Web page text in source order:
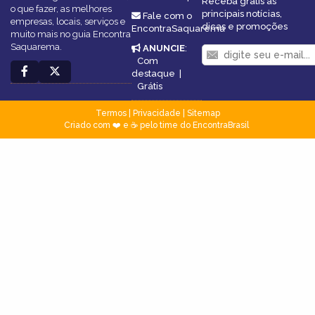
o que fazer, as melhores
empresas, locais, serviços e
muito mais no guia Encontra
Saquarema.
Fale com o
EncontraSaquarema
ANUNCIE:
Com
destaque
Grátis
principais notícias,
dicas e promoções
Termos| Privacidade
Sitemap
Criado com ❤️ e ☕ pelo time do EncontraBrasil